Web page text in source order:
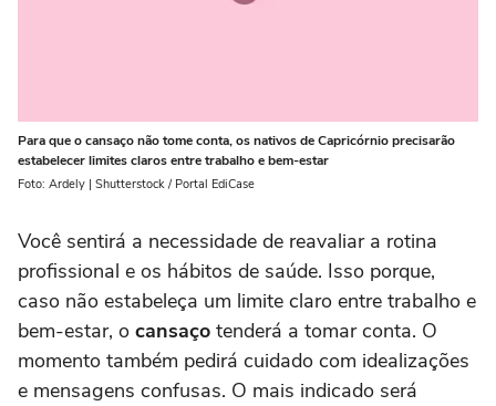
Para que o cansaço não tome conta, os nativos de Capricórnio precisarão
estabelecer limites claros entre trabalho e bem-estar
Foto: Ardely | Shutterstock / Portal EdiCase
Você sentirá a necessidade de reavaliar a rotina
profissional e os hábitos de saúde. Isso porque,
caso não estabeleça um limite claro entre trabalho e
bem-estar, o cansaço tenderá a tomar conta. O
momento também pedirá cuidado com idealizações
e mensagens confusas. O mais indicado será